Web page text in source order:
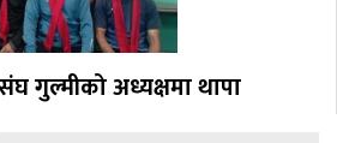
गुल्मीको अध्यक्षमा थापा